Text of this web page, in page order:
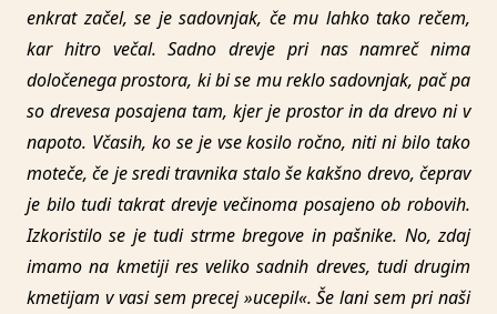
enkrat začel, se je sadovnjak, če mu lahko tako rečem,
kar hitro večal. Sadno drevje pri nas namreč nima
določenega prostora, ki bi se mu reklo sadovnjak, pač pa
so drevesa posajena tam, kjer je prostor in da drevo ni v
napoto. Včasih, ko se je vse kosilo ročno, niti ni bilo tako
moteče, če je sredi travnika stalo še kakšno drevo, čeprav
je bilo tudi takrat drevje večinoma posajeno ob robovih.
Izkoristilo se je tudi strme bregove in pašnike. No, zdaj
imamo na kmetiji res veliko sadnih dreves, tudi drugim
kmetijam v vasi sem precej »ucepil«. Še lani sem pri naši